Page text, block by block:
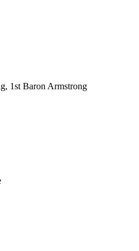
1st Baron Armstrong